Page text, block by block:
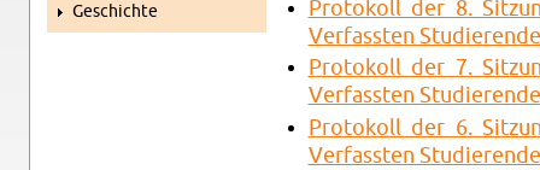
Ge­schich­te
Pro­to­koll der 8.
Ver­fass­ten
Pro­to­koll der 7.
Ver­fass­ten
Pro­to­koll der 6.
Ver­fass­ten